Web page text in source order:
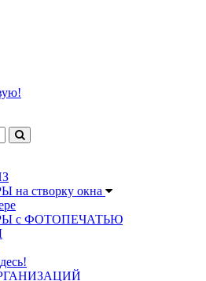
створку окна
с ФОТОПЕЧАТЬЮ